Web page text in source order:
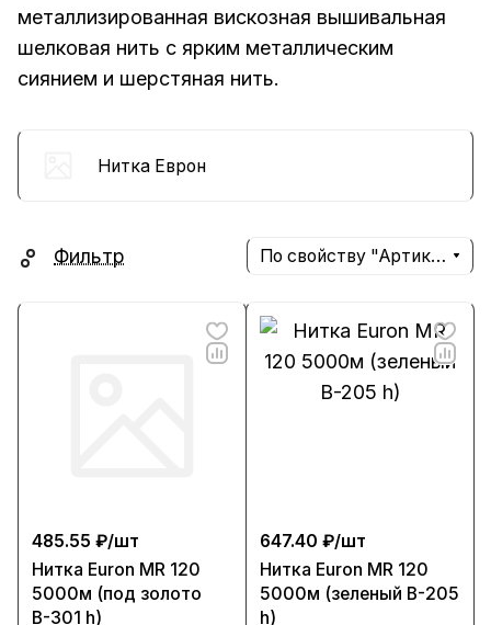
металлизированная вискозная вышивальная
шелковая нить с ярким металлическим
сиянием и шерстяная нить.
Нитка Еврон
Фильтр По свойству "Артикул" (убывание)
485.55 ₽/шт
Нитка Euron МR 120
5000м (под золото
В-301 h)
647.40 ₽/шт
Нитка Euron МR 120
5000м (зеленый В-205
h)